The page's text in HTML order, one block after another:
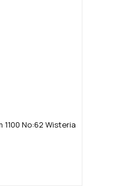
1100 No:62 Wisteria